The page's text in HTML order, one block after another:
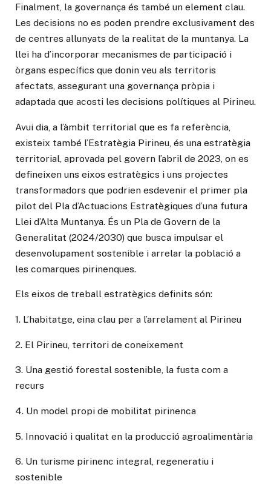
Finalment, la governança és també un element clau.
Les decisions no es poden prendre exclusivament des
de centres allunyats de la realitat de la muntanya. La
llei ha d’incorporar mecanismes de participació i
òrgans específics que donin veu als territoris
afectats, assegurant una governança pròpia i
adaptada que acosti les decisions polítiques al Pirineu.
Avui dia, a l’àmbit territorial que es fa referència,
existeix també l’Estratègia Pirineu, és una estratègia
territorial, aprovada pel govern l’abril de 2023, on es
defineixen uns eixos estratègics i uns projectes
transformadors que podrien esdevenir el primer pla
pilot del Pla d’Actuacions Estratègiques d’una futura
Llei d’Alta Muntanya. És un Pla de Govern de la
Generalitat (2024/2030) que busca impulsar el
desenvolupament sostenible i arrelar la població a
les comarques pirinenques.
Els eixos de treball estratègics definits són:
1. L’habitatge, eina clau per a l’arrelament al Pirineu
2. El Pirineu, territori de coneixement
3. Una gestió forestal sostenible, la fusta com a
recurs
4. Un model propi de mobilitat pirinenca
5. Innovació i qualitat en la producció agroalimentària
6. Un turisme pirinenc integral, regeneratiu i
sostenible